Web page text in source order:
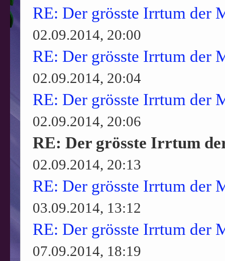
RE: Der grösste Irrtum der
02.09.2014, 20:00
RE: Der grösste Irrtum der
02.09.2014, 20:04
RE: Der grösste Irrtum der
02.09.2014, 20:06
RE: Der grösste Irrtum
02.09.2014, 20:13
RE: Der grösste Irrtum der
03.09.2014, 13:12
RE: Der grösste Irrtum der
07.09.2014, 18:19